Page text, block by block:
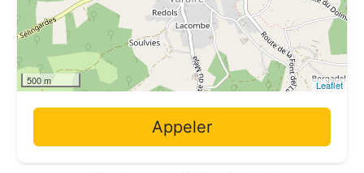
500 m Leaflet
Appeler